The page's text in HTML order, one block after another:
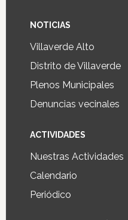
NOTICIAS
Villaverde Alto
Distrito de Villaverde
Plenos Municipales
Denuncias vecinales
ACTIVIDADES
Nuestras Actividades
Calendario
Periódico